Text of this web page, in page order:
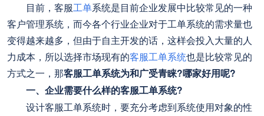
目前，客服工单系统是目前企业发展中比较常见的一种
客户管理系统，而今各个行业企业对于工单系统的需求量也
变得越来越多，但由于自主开发的话，这样会投入大量的人
力成本，所以选择市场现有的客服工单系统也是比较常见的
方式之一，那客服工单系统为和广受青睐?哪家好用呢?
一、企业需要什么样的客服工单系统?
设计客服工单系统时，要充分考虑到系统使用对象的性